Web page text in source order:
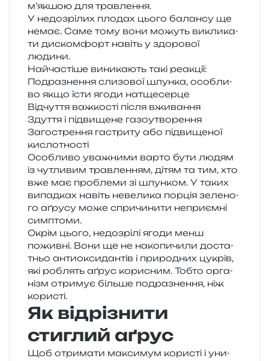
м’якшою для травлення.
У недо­зрі­лих пло­дах цього балан­су ще
немає. Саме тому вони можуть викли­ка­
ти дис­ком­форт навіть у здо­ро­вої
людини.
Найчастіше вини­ка­ють такі реакції:
Подразнення сли­зо­вої шлун­ка, осо­бли­
во якщо їсти ягоди натщесерце
Відчуття важ­ко­сті після вживання
Здуття і під­ви­ще­не газоутворення
Загострення гастри­ту або під­ви­ще­ної
кислотності
Особливо ува­жни­ми варто бути людям
із чутли­вим трав­ле­н­ням, дітям та тим, хто
вже має про­бле­ми зі шлун­ком. У таких
випад­ках навіть неве­ли­ка пор­ція зеле­но­
го аґру­су може спри­чи­ни­ти непри­єм­ні
симптоми.
Окрім цього, недо­зрі­лі ягоди менш
пожив­ні. Вони ще не нако­пи­чи­ли доста­
тньо анти­о­кси­дан­тів і при­ро­дних цукрів,
які роблять аґрус кори­сним. Тобто орга­
нізм отри­мує біль­ше подра­зне­н­ня, ніж
користі.
Як відрізнити
стиглий аґрус
Щоб отри­ма­ти макси­мум кори­сті і уни­